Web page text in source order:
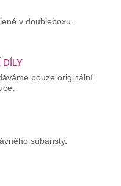
v doubleboxu.
DÍLY
pouze originální
subaristy.